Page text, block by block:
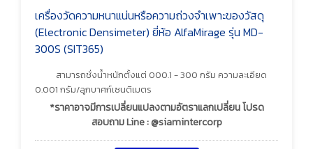
เครื่องวัดความหนาแน่นหรือความถ่วงจำเพาะของวัสดุ
(Electronic Densimeter) ยี่ห้อ AlfaMirage รุ่น MD-
300S (SIT365)
สามารถชั่งน้ำหนักตั้งแต่ 000.1 - 300 กรัม ความละเอียด
0.001 กรัม/ลูกบาศก์เซนติเมตร
*ราคาอาจมีการเปลี่ยนแปลงตามอัตราแลกเปลี่ยน โปรด
สอบถาม Line : @siamintercorp